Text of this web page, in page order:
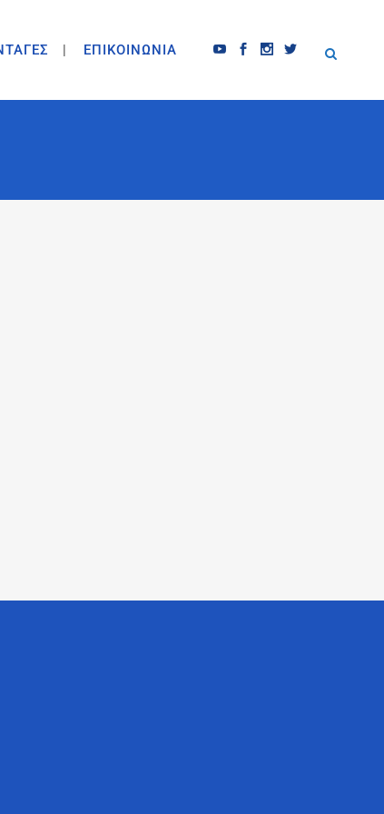
ΕΠΙΚΟΙΝΩΝΙΑ